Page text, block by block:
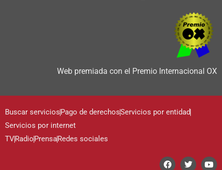
Web premiada con el Premio Internacional OX
Buscar servicios Pago de derechosServicios por entidad
Servicios por internet
TVRadio PrensaRedes sociales